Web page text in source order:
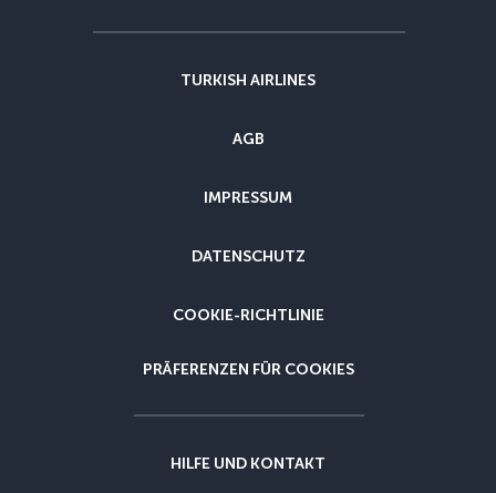
TURKISH AIRLINES
AGB
IMPRESSUM
DATENSCHUTZ
COOKIE-RICHTLINIE
PRÄFERENZEN FÜR COOKIES
HILFE UND KONTAKT